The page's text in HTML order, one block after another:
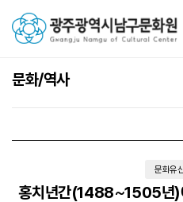
문화/역사
문화유
홍치년간(1488∼1505년)